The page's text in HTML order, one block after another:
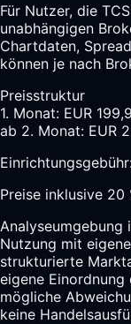
Für Nutzer, die
unabhängigen
Chartdaten,
können je nach
Preisstruktur
1. Monat: EUR
ab 2. Monat: EUR
Preise inklusive 20
Nutzung mit
strukturierte
eigene
mögliche
keine